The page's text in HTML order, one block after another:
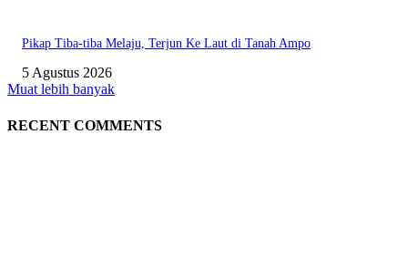
Pikap Tiba-tiba Melaju, Terjun Ke Laut di Tanah Ampo
5 Agustus 2026
Muat lebih banyak
RECENT COMMENTS